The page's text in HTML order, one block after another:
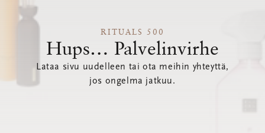
RITUALS 500
Hups… Palvelinvirhe
Lataa sivu uudelleen tai ota meihin yhteyttä,
jos ongelma jatkuu.